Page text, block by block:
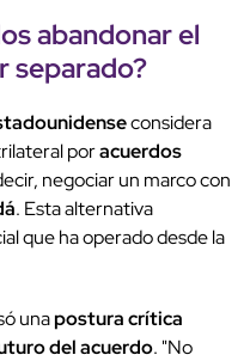
abandonar el
separado?
considera
poracuerdos
negociar un marco con
. Esta alternativa
que ha operado desde la
unapostura crítica
del acuerdo. "No